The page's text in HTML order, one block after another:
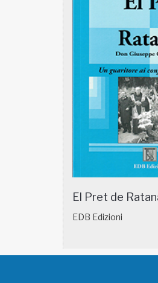
El Pret de
EDB Edizioni